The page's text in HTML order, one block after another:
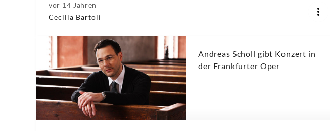
vor 14 Jahren
Cecilia Bartoli
Andreas Scholl gibt Konzert in
der Frankfurter Oper